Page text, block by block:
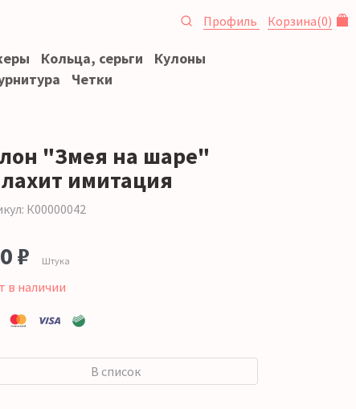
Профиль Корзина(0)
Кольца, серьги
Кулоны
Четки
"Змея на шаре"
имитация
К00000042
₽ Штука
в наличии
В список